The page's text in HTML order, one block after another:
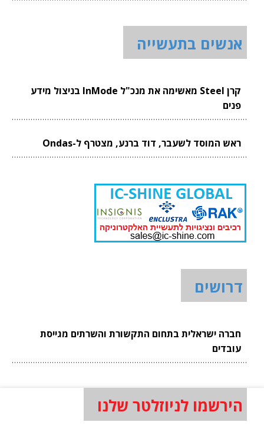
אנשים בתעשייה
קרן Steel מאשימה את מנכ"ל InMode בניצול מידע
פנים
ראש המוסד לשעבר, דוד ברנע, מצטרף ל-Ondas
דרושים
חברה ישראלית בתחום התקשורת והשרתים מגייסת
עובדים
הירשמו לניוזלטר שלנו